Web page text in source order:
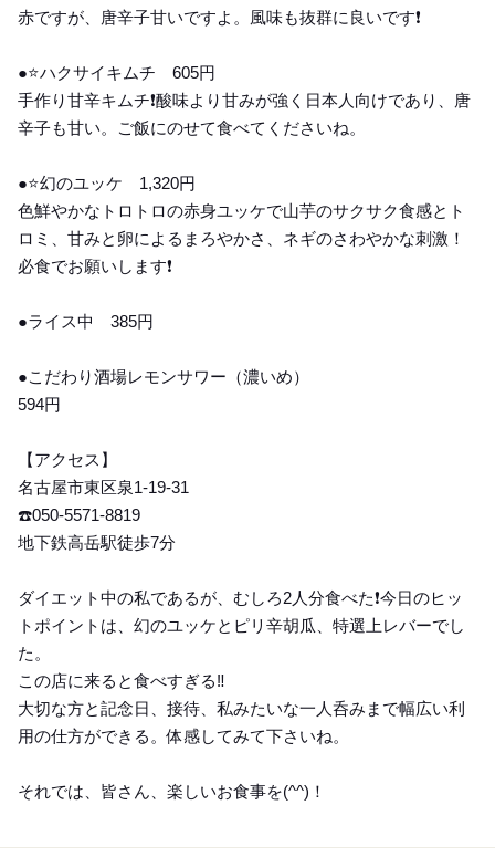
赤ですが、唐辛子甘いですよ。風味も抜群に良いです❗️
●⭐️ハクサイキムチ 605円
手作り甘辛キムチ❗️酸味より甘みが強く日本人向けであり、唐
辛子も甘い。ご飯にのせて食べてくださいね。
●⭐️幻のユッケ 1,320円
色鮮やかなトロトロの赤身ユッケで山芋のサクサク食感とト
ロミ、甘みと卵によるまろやかさ、ネギのさわやかな刺激！
必食でお願いします❗️
●ライス中 385円
●こだわり酒場レモンサワー（濃いめ）
594円
【アクセス】
名古屋市東区泉1-19-31
☎️050-5571-8819
地下鉄高岳駅徒歩7分
ダイエット中の私であるが、むしろ2人分食べた❗️今日のヒッ
トポイントは、幻のユッケとピリ辛胡瓜、特選上レバーでし
た。
この店に来ると食べすぎる‼️
大切な方と記念日、接待、私みたいな一人呑みまで幅広い利
用の仕方ができる。体感してみて下さいね。
それでは、皆さん、楽しいお食事を(^^)！